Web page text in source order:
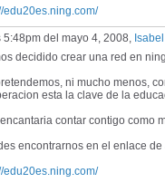
edu20es.ning.com/
5:48pm del mayo 4, 2008,
decidido crear una red en
ni mucho menos,
esta la clave de la
contar contigo como
encontrarnos en el enlace
edu20es.ning.com/